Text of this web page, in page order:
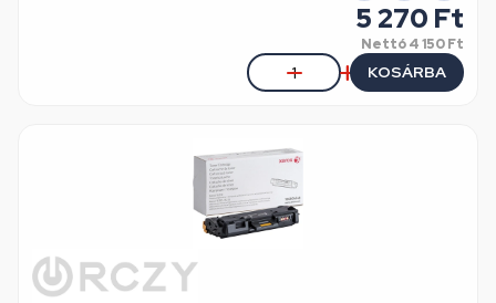
5 270 Ft
Nettó4 150 Ft
KOSÁRBA